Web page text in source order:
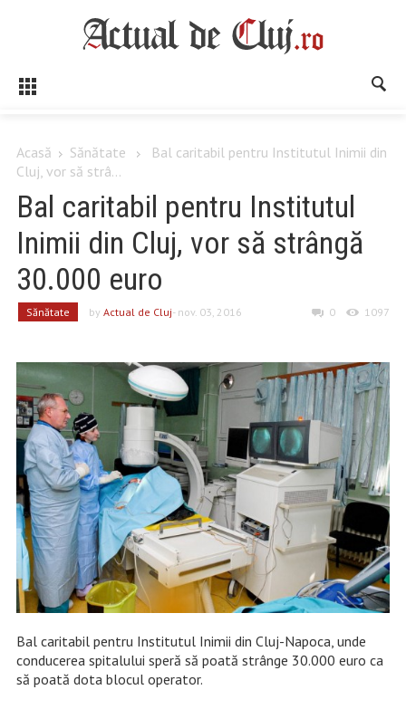
Acasă Sănătate
Bal caritabil pentru Institutul Inimii din
Cluj, vor să strâ...
Bal caritabil pentru Institutul
Inimii din Cluj, vor să strângă
30.000 euro
Sănătate by Actual de Cluj- nov. 03, 2016 0 1097
Bal caritabil pentru Institutul Inimii din Cluj-Napoca, unde
conducerea spitalului speră să poată strânge 30.000 euro ca
să poată dota blocul operator.